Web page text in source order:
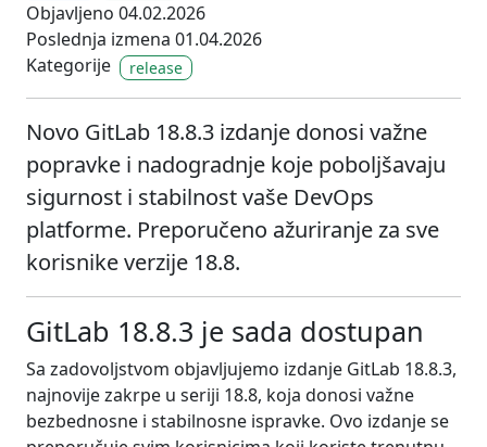
Objavljeno 04.02.2026
Poslednja izmena 01.04.2026
Kategorije
release
Novo GitLab 18.8.3 izdanje donosi važne
popravke i nadogradnje koje poboljšavaju
sigurnost i stabilnost vaše DevOps
platforme. Preporučeno ažuriranje za sve
korisnike verzije 18.8.
GitLab 18.8.3 je sada dostupan
Sa zadovoljstvom objavljujemo izdanje GitLab 18.8.3,
najnovije zakrpe u seriji 18.8, koja donosi važne
bezbednosne i stabilnosne ispravke. Ovo izdanje se